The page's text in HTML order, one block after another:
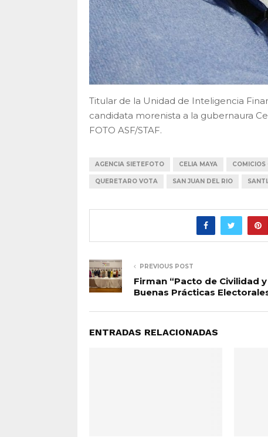
Titular de la Unidad de Inteligencia
candidata morenista a la gubernaura
FOTO ASF/STAF.
AGENCIA SIETEFOTO CELIA MAYA COMICIOS
QUERETARO VOTA SAN JUAN DEL RIO
PREVIOUS POST
Firman “Pacto de Civilidad y
Buenas Prácticas
ENTRADAS RELACIONADAS